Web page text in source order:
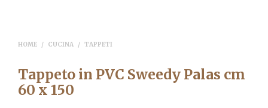
HOME / CUCINA / TAPPETI
Tappeto in PVC Sweedy Palas cm
60 x 150